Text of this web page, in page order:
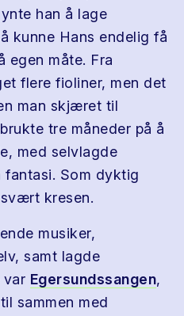
han å lage
kunne Hans endelig få
egen måte. Fra
flere fioliner, men det
man skjæret til
tre måneder på å
med selvlagde
fantasi. Som dyktig
kresen.
musiker,
samt lagde
var Egersundssangen,
sammen med